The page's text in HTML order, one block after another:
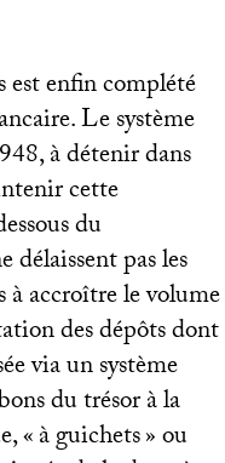
est enfin complété
Le système
à détenir dans
cette
du
délaissent pas les
accroître le volume
des dépôts dont
via un système
du trésor à la
«à guichets» ou